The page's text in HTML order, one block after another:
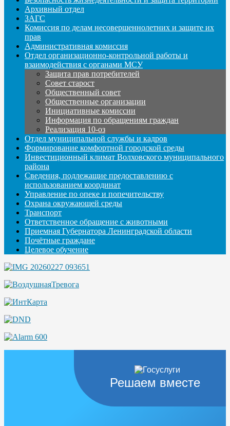
Архивный отдел
ЗАГС
Комиссия по делам несовершеннолетних и защите их
прав
Административная комиссия
Отдел организационно-контрольной работы и
взаимодействия с органами МСУ
Защита прав потребителей
Совет старост
Общественный совет
Общественные организации
Инициативные комиссии
Информация по обращениям граждан
Реализация 10-оз
Отдел муниципальной службы и кадров
Формирование комфортной городской среды
Инвестиционный климат Волховского муниципального
района
Сведения, подлежащие предоставлению с
использованием координат
Управление по опеке и попечительству
Охрана окружающей среды
Транспорт
Ответственное обращение с животными
Приемная Губернатора Ленинградской области
Почётные граждане
Целевое обучение
Решаем вместе